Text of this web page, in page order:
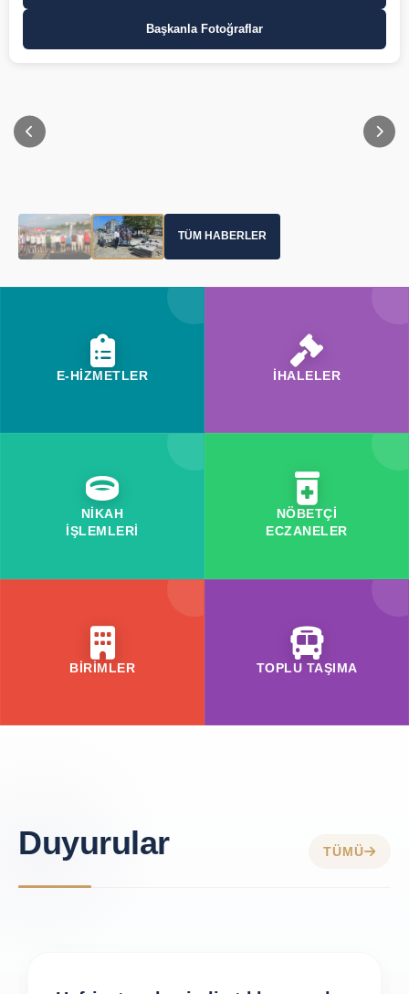
Başkanla Fotoğraflar
TÜM HABERLER
E-HİZMETLER İHALELER
NİKAH
İŞLEMLERİ
NÖBETÇİ
ECZANELER
BİRİMLER TOPLU TAŞIMA
Duyurular TÜMÜ